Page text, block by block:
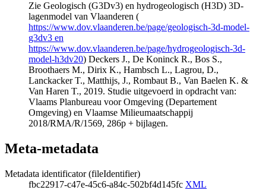
Zie Geologisch (G3Dv3) en hydrogeologisch (H3D) 3D-
lagenmodel van Vlaanderen (
https://www.dov.vlaanderen.be/page/geologisch-3d-model-
g3dv3 en
https://www.dov.vlaanderen.be/page/hydrogeologisch-3d-
model-h3dv20) Deckers J., De Koninck R., Bos S.,
Broothaers M., Dirix K., Hambsch L., Lagrou, D.,
Lanckacker T., Matthijs, J., Rombaut B., Van Baelen K. &
Van Haren T., 2019. Studie uitgevoerd in opdracht van:
Vlaams Planbureau voor Omgeving (Departement
Omgeving) en Vlaamse Milieumaatschappij
2018/RMA/R/1569, 286p + bijlagen.
Meta-metadata
Metadata identificator (fileIdentifier)
fbc22917-c47e-45c6-a84c-502bf4d145fc XML